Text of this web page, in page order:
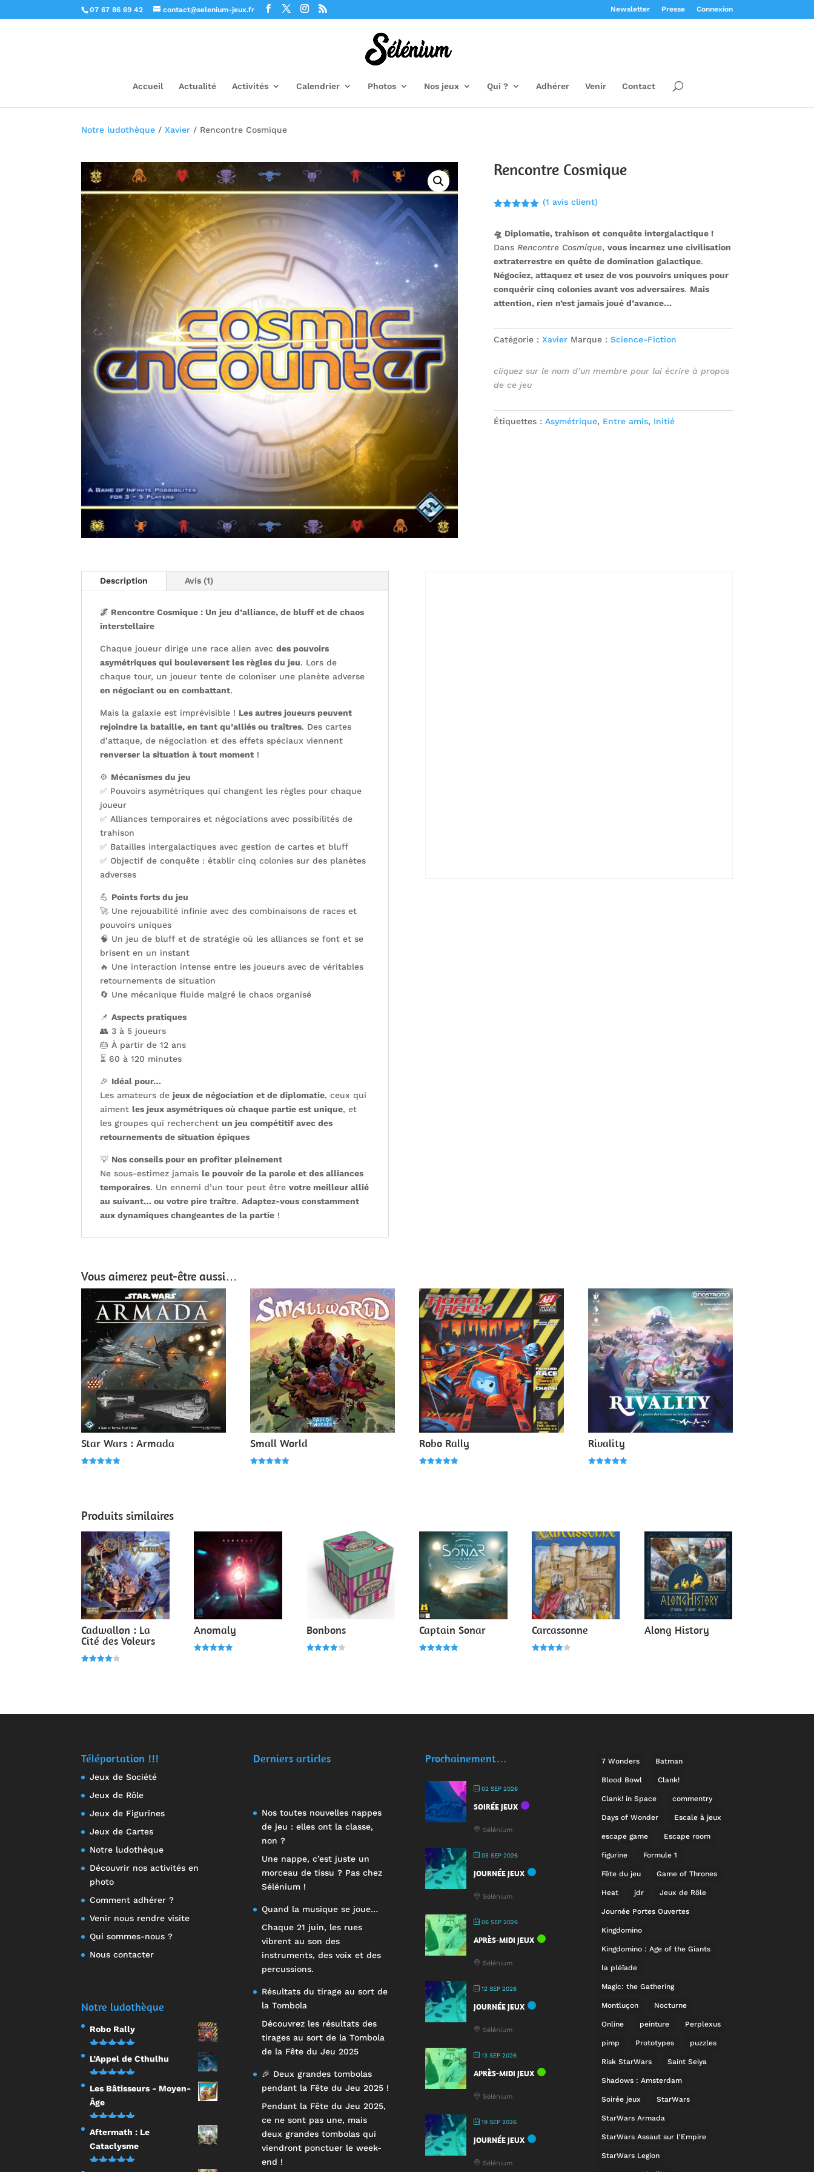
07 67 86 69 42 contact@selenium-jeux.fr Newsletter Presse Connexion
Accueil Actualité Activités Calendrier Photos Nos jeux Qui ? Adhérer Venir Contact
Notre ludothèque / Xavier / Rencontre Cosmique
Rencontre Cosmique
basé sur
notation
client
(1 avis client)
🛸 Diplomatie, trahison et conquête intergalactique !
Dans Rencontre Cosmique, vous incarnez une civilisation
extraterrestre en quête de domination galactique.
Négociez, attaquez et usez de vos pouvoirs uniques pour
conquérir cinq colonies avant vos adversaires. Mais
attention, rien n’est jamais joué d’avance…
Catégorie : Xavier Marque : Science-Fiction
cliquez sur le nom d’un membre pour lui écrire à propos
de ce jeu
Étiquettes : Asymétrique, Entre amis, Initié
Description Avis (1)
🌌 Rencontre Cosmique : Un jeu d’alliance, de bluff et de chaos
interstellaire
Chaque joueur dirige une race alien avecdes pouvoirs
asymétriques qui bouleversent les règles du jeu. Lors de
chaque tour, un joueur tente de coloniser une planète adverse
en négociant ou en combattant.
Mais la galaxie est imprévisible ! Les autres joueurs peuvent
rejoindre la bataille, en tant qu’alliés ou traîtres. Des cartes
d’attaque, de négociation et des effets spéciaux viennent
renverser la situation à tout moment !
⚙️ Mécanismes du jeu
✅ Pouvoirs asymétriques qui changent les règles pour chaque
joueur
✅ Alliances temporaires et négociations avec possibilités de
trahison
✅ Batailles intergalactiques avec gestion de cartes et bluff
✅ Objectif de conquête : établir cinq colonies sur des planètes
adverses
💪 Points forts du jeu
🚀 Une rejouabilité infinie avec des combinaisons de races et
pouvoirs uniques
🧠 Un jeu de bluff et de stratégie où les alliances se font et se
brisent en un instant
🔥 Une interaction intense entre les joueurs avec de véritables
retournements de situation
🔄 Une mécanique fluide malgré le chaos organisé
📌Aspects pratiques
👥 3 à 5 joueurs
🎂 À partir de 12 ans
⏳ 60 à 120 minutes
🎉 Idéal pour…
Les amateurs dejeux de négociation et de diplomatie, ceux qui
aimentles jeux asymétriques où chaque partie est unique, et
les groupes qui recherchentun jeu compétitif avec des
retournements de situation épiques
💡 Nos conseils pour en profiter pleinement
Ne sous-estimez jamaisle pouvoir de la parole et des alliances
temporaires. Un ennemi d’un tour peut êtrevotre meilleur allié
au suivant… ou votre pire traître.Adaptez-vous constamment
aux dynamiques changeantes de la partie !
Vous aimerez peut-être aussi…
Star Wars : Armada Small World Robo Rally Rivality
Produits similaires
Cadwallon : La
Cité des Voleurs
Anomaly Bonbons Captain Sonar Carcassonne Along History
Téléportation !!!
Jeux de Société
Jeux de Rôle
Jeux de Figurines
Jeux de Cartes
Notre ludothèque
Découvrir nos activités en
photo
Comment adhérer ?
Venir nous rendre visite
Qui sommes-nous ?
Nous contacter
Notre ludothèque
Robo Rally
Note5.00
sur 5
L’Appel de Cthulhu
Note5.00
sur 5
Les Bâtisseurs - Moyen-
Âge
Note5.00
sur 5
Aftermath : Le
Cataclysme
Derniers articles
Nos toutes nouvelles nappes
de jeu : elles ont la classe,
non ?
Une nappe, c’est juste un
morceau de tissu ? Pas chez
Sélénium !
Quand la musique se joue…
Chaque 21 juin, les rues
vibrent au son des
instruments, des voix et des
percussions.
Résultats du tirage au sort de
la Tombola
Découvrez les résultats des
tirages au sort de la Tombola
de la Fête du Jeu 2025
🎉 Deux grandes tombolas
pendant la Fête du Jeu 2025 !
Pendant la Fête du Jeu 2025,
ce ne sont pas une, mais
deux grandes tombolas qui
viendront ponctuer le week-
end !
Prochainement…
02 SEP 2026
SOIRÉE JEUX
Sélénium
05 SEP 2026
JOURNÉE JEUX
Sélénium
06 SEP 2026
APRÈS-MIDI JEUX
Sélénium
12 SEP 2026
JOURNÉE JEUX
Sélénium
13 SEP 2026
APRÈS-MIDI JEUX
Sélénium
19 SEP 2026
JOURNÉE JEUX
Sélénium
7 Wonders Batman
Blood Bowl Clank!
Clank! in Space commentry
Days of Wonder Escale à jeux
escape game Escape room
figurine Formule 1
Fête du jeu Game of Thrones
Heat jdr Jeux de Rôle
Journée Portes Ouvertes
Kingdomino
Kingdomino : Age of the Giants
la pléïade
Magic: the Gathering
Montluçon Nocturne
Online peinture Perplexus
pimp Prototypes puzzles
Risk StarWars Saint Seiya
Shadows : Amsterdam
Soirée jeux StarWars
StarWars Armada
StarWars Assaut sur l'Empire
StarWars Legion